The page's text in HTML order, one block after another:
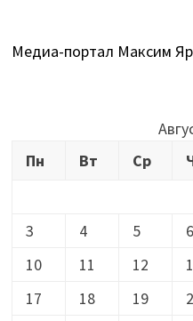
Медиа-портал Максим
Пн
Вт Ср
3
4 5 6
10
11 12
17
18 19